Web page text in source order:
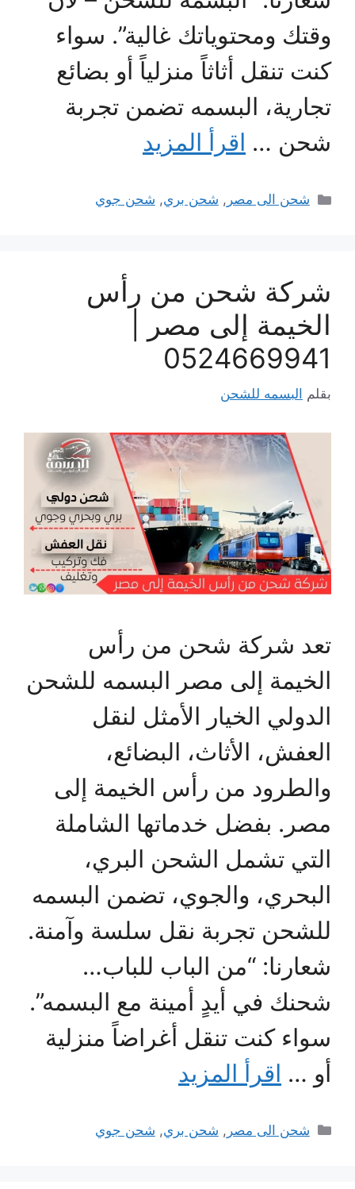
وقتك ومحتوياتك غالية”. سواء
كنت تنقل أثاثاً منزلياً أو بضائع
تجارية، البسمه تضمن تجربة
شحن … اقرأ المزيد
التصنيفات
شحن الى مصر , شحن بري, شحن جوي
شركة شحن من رأس
الخيمة إلى مصر |
0524669941
بقلم البسمه للشحن
تعد شركة شحن من رأس
الخيمة إلى مصر البسمه للشحن
الدولي الخيار الأمثل لنقل
العفش، الأثاث، البضائع،
والطرود من رأس الخيمة إلى
مصر. بفضل خدماتها الشاملة
التي تشمل الشحن البري،
البحري، والجوي، تضمن البسمه
للشحن تجربة نقل سلسة وآمنة.
شعارنا: “من الباب للباب…
شحنك في أيدٍ أمينة مع البسمه”.
سواء كنت تنقل أغراضاً منزلية
أو … اقرأ المزيد
التصنيفات
شحن الى مصر , شحن بري, شحن جوي